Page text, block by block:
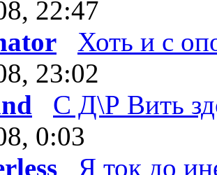
22:47
Хоть и с
23:02
С Д\Р Вить
0:03
Я ток до